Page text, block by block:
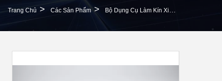
Trang Chủ > Các Sản Phẩm > Bộ Dụng Cụ Làm Kín Xi Lanh